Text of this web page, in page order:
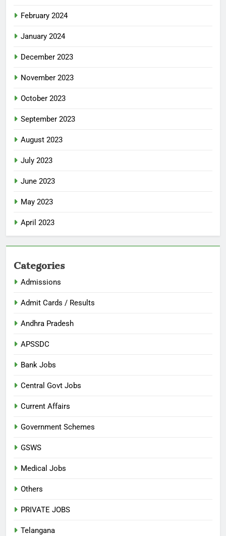
February 2024
January 2024
December 2023
November 2023
October 2023
September 2023
August 2023
July 2023
June 2023
May 2023
April 2023
Categories
Admissions
Admit Cards / Results
Andhra Pradesh
APSSDC
Bank Jobs
Central Govt Jobs
Current Affairs
Government Schemes
GSWS
Medical Jobs
Others
PRIVATE JOBS
Telangana